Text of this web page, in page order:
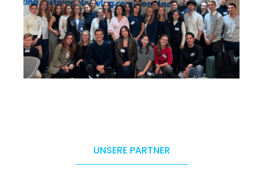
UNSERE PARTNER